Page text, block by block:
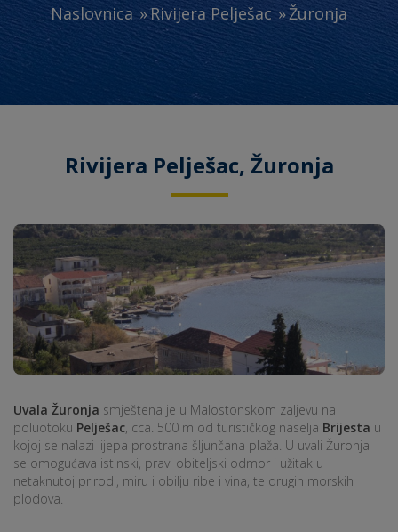
Naslovnica Rivijera Pelješac Žuronja
Rivijera Pelješac, Žuronja
Uvala Žuronja smještena je u Malostonskom zaljevu na
poluotoku Pelješac, cca. 500 m od turističkog naselja Brijesta u
kojoj se nalazi lijepa prostrana šljunčana plaža. U uvali Žuronja
se omogućava istinski, pravi obiteljski odmor i užitak u
netaknutoj prirodi, miru i obilju ribe i vina, te drugih morskih
plodova.